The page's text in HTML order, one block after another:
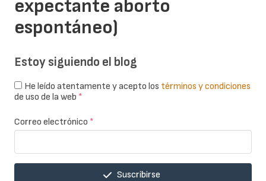
expectante aborto
espontáneo)
Estoy siguiendo el blog
He leído atentamente y acepto los términos y condiciones
de uso de la web *
Correo electrónico *
Suscribirse